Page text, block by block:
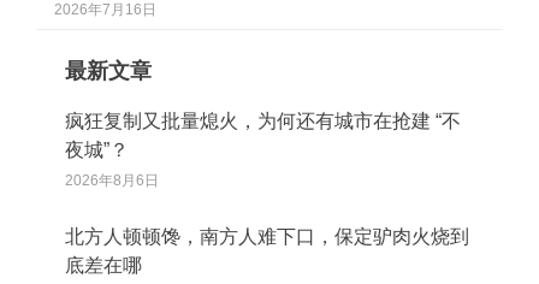
2026年7月16日
最新文章
疯狂复制又批量熄火，为何还有城市在抢建 “不
夜城”？
2026年8月6日
北方人顿顿馋，南方人难下口，保定驴肉火烧到
底差在哪